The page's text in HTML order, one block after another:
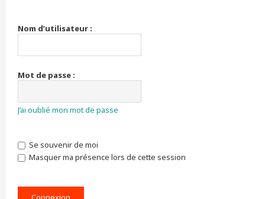
Nom d’utilisateur :
Mot de passe :
J’ai oublié mon mot de passe
Se souvenir de moi
Masquer ma présence lors de cette session